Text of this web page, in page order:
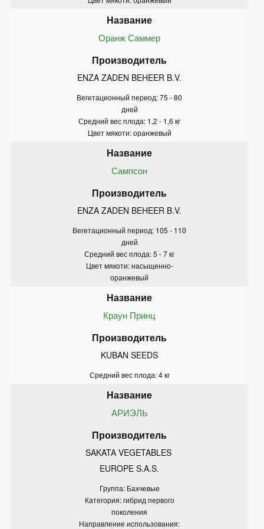
Оранж Саммер
ENZA ZADEN BEHEER B.V.
Вегетационный период: 75 - 80
дней
Средний вес плода: 1,2 - 1,6 кг
Цвет мякоти: оранжевый
Сампсон
ENZA ZADEN BEHEER B.V.
Вегетационный период: 105 - 110
дней
Средний вес плода: 5 - 7 кг
Цвет мякоти: насыщенно-
оранжевый
Краун Принц
KUBAN SEEDS
Средний вес плода: 4 кг
АРИЭЛЬ
SAKATA VEGETABLES
EUROPE S.A.S.
Группа: Бахчевые
Категория: гибрид первого
поколения
Направление использования: